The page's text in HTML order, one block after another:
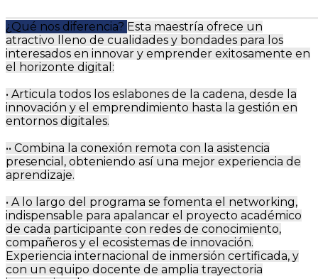
¿Qué nos diferencia? Esta maestría ofrece un
atractivo lleno de cualidades y bondades para los
interesados en innovar y emprender exitosamente en
el horizonte digital:
• Articula todos los eslabones de la cadena, desde la
innovación y el emprendimiento hasta la gestión en
entornos digitales.
•• Combina la conexión remota con la asistencia
presencial, obteniendo así una mejor experiencia de
aprendizaje.
• A lo largo del programa se fomenta el networking,
indispensable para apalancar el proyecto académico
de cada participante con redes de conocimiento,
compañeros y el ecosistemas de innovación.
Experiencia internacional de inmersión certificada, y
con un equipo docente de amplia trayectoria